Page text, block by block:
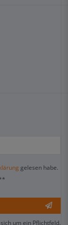
gelesen habe.
um ein Pflichtfeld.